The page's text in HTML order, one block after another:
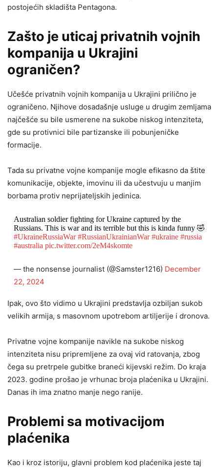
postojećih skladišta Pentagona.
Zašto je uticaj privatnih vojnih
kompanija u Ukrajini
ograničen?
Učešće privatnih vojnih kompanija u Ukrajini prilično je
ograničeno. Njihove dosadašnje usluge u drugim zemljama
najčešće su bile usmerene na sukobe niskog intenziteta,
gde su protivnici bile partizanske ili pobunjeničke
formacije.
Tada su privatne vojne kompanije mogle efikasno da štite
komunikacije, objekte, imovinu ili da učestvuju u manjim
borbama protiv neprijateljskih jedinica.
Australian soldier fighting for Ukraine captured by the
Russians. This is war and its terrible but this is kinda funny 🤣
#UkraineRussiaWar #RussianUkrainianWar #ukraine #russia
#australia pic.twitter.com/2eM4skomte
— the nonsense journalist (@Samster1216) December
22, 2024
Ipak, ovo što vidimo u Ukrajini predstavlja ozbiljan sukob
velikih armija, s masovnom upotrebom artiljerije i dronova.
Privatne vojne kompanije navikle na sukobe niskog
intenziteta nisu pripremljene za ovaj vid ratovanja, zbog
čega su pretrpele gubitke braneći kijevski režim. Do kraja
2023. godine prošao je vrhunac broja plaćenika u Ukrajini.
Danas ih ima znatno manje nego ranije.
Problemi sa motivacijom
plaćenika
Kao i kroz istoriju, glavni problem kod plaćenika jeste taj